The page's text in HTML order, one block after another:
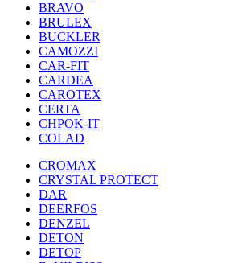
BRAVO
BRULEX
BUCKLER
CAMOZZI
CAR-FIT
CARDEA
CAROTEX
CERTA
CHPOK-IT
COLAD
CROMAX
CRYSTAL PROTECT
DAR
DEERFOS
DENZEL
DETON
DETOP